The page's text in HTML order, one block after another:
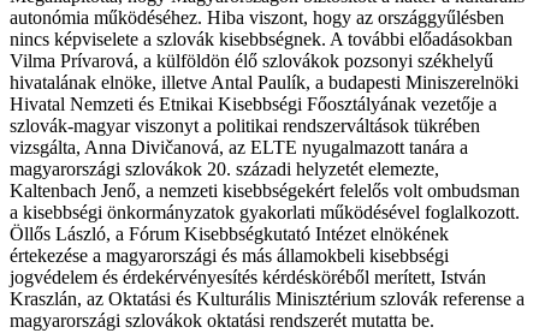
autonómia működéséhez. Hiba viszont, hogy az országgyűlésben
nincs képviselete a szlovák kisebbségnek. A további előadásokban
Vilma Prívarová, a külföldön élő szlovákok pozsonyi székhelyű
hivatalának elnöke, illetve Antal Paulík, a budapesti Miniszerelnöki
Hivatal Nemzeti és Etnikai Kisebbségi Főosztályának vezetője a
szlovák-magyar viszonyt a politikai rendszerváltások tükrében
vizsgálta, Anna Divičanová, az ELTE nyugalmazott tanára a
magyarországi szlovákok 20. századi helyzetét elemezte,
Kaltenbach Jenő, a nemzeti kisebbségekért felelős volt ombudsman
a kisebbségi önkormányzatok gyakorlati működésével foglalkozott.
Öllős László, a Fórum Kisebbségkutató Intézet elnökének
értekezése a magyarországi és más államokbeli kisebbségi
jogvédelem és érdekérvényesítés kérdésköréből merített, István
Kraszlán, az Oktatási és Kulturális Minisztérium szlovák referense a
magyarországi szlovákok oktatási rendszerét mutatta be.